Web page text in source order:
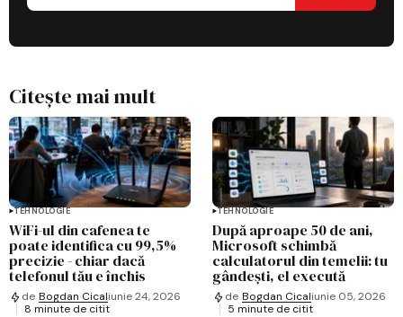
Citește mai mult
TEHNOLOGIE
WiFi-ul din cafenea te
poate identifica cu 99,5%
precizie - chiar dacă
telefonul tău e închis
de Bogdan Cicaliunie 24, 2026
8 minute de citit
TEHNOLOGIE
După aproape 50 de ani,
Microsoft schimbă
calculatorul din temelii: tu
gândești, el execută
de Bogdan Cicaliunie 05, 2026
5 minute de citit